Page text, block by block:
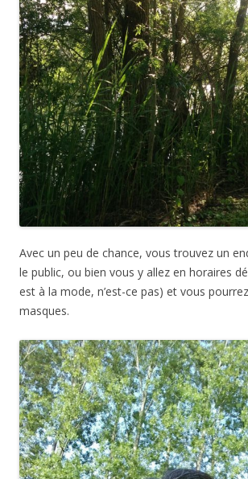
Avec un peu de chance, vous trouvez un
le public, ou bien vous y allez en horaires
est à la mode, n’est-ce pas) et vous
masques.